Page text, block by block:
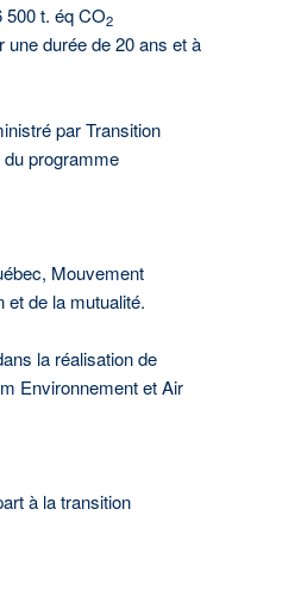
t. éq CO2
une durée de 20 ans et à
par Transition
programme
Mouvement
de la mutualité.
la réalisation de
Environnement et Air
à la transition